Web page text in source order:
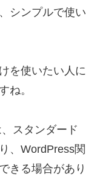
シンプルで使い
を使いたい人に
ね。
スタンダード
、WordPress関
きる場合があり